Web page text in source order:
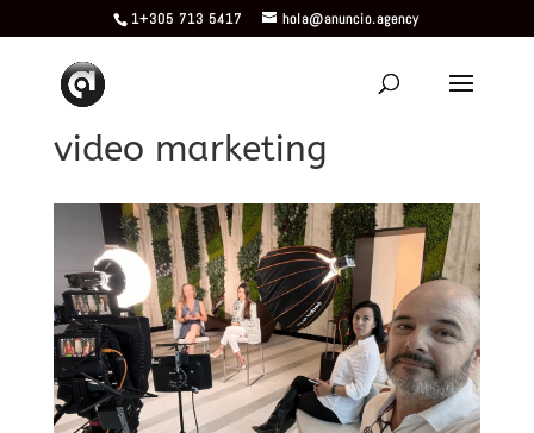
1+305 713 5417 hola@anuncio.agency
video marketing